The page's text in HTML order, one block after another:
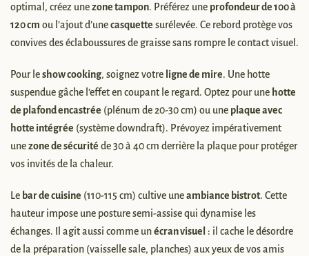
optimal, créez unezone tampon. Préférez une profondeur de 100 à
120 cm ou l’ajout d’unecasquette surélevée. Ce rebord protège vos
convives des éclaboussures de graisse sans rompre le contact visuel.
Pour leshow cooking, soignez votre ligne de mire. Une hotte
suspendue gâche l’effet en coupant le regard. Optez pour une hotte
de plafond encastrée (plénum de 20-30 cm) ou une plaque avec
hotte intégrée (système downdraft). Prévoyez impérativement
unezone de sécurité de 30 à 40 cm derrière la plaque pour protéger
vos invités de la chaleur.
Le bar de cuisine (110-115 cm) cultive uneambiance bistrot. Cette
hauteur impose une posture semi-assise qui dynamise les
échanges. Il agit aussi comme unécran visuel : il cache le désordre
de la préparation (vaisselle sale, planches) aux yeux de vos amis